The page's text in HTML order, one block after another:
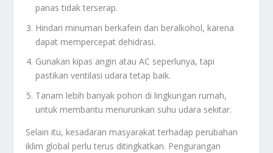
panas tidak terserap.
Hindari minuman berkafein dan beralkohol, karena
dapat mempercepat dehidrasi.
Gunakan kipas angin atau AC seperlunya, tapi
pastikan ventilasi udara tetap baik.
Tanam lebih banyak pohon di lingkungan rumah,
untuk membantu menurunkan suhu udara sekitar.
Selain itu, kesadaran masyarakat terhadap perubahan
iklim global perlu terus ditingkatkan. Pengurangan